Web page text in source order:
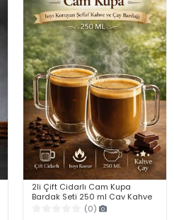
2li Çift Cidarlı Cam Kupa
Bardak Seti 250 ml Çay Kahve
Sunum Bardağı Isıya Dayanıklı
(0)